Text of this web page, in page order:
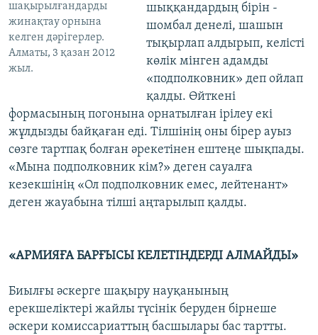
шақырылғандарды
жинақтау орнына
келген дәрігерлер.
Алматы, 3 қазан 2012
жыл.
шыққандардың бірін -
шомбал денелі, шашын
тықырлап алдырып, келісті
көлік мінген адамды
«подполковник» деп ойлап
қалды. Өйткені
формасының погонына орнатылған ірілеу екі
жұлдызды байқаған еді. Тілшінің оны бірер ауыз
сөзге тартпақ болған әрекетінен ештеңе шықпады.
«Мына подполковник кім?» деген сауалға
кезекшінің «Ол подполковник емес, лейтенант»
деген жауабына тілші аңтарылып қалды.
«АРМИЯҒА БАРҒЫСЫ КЕЛЕТІНДЕРДІ АЛМАЙДЫ»
Биылғы әскерге шақыру науқанының
ерекшеліктері жайлы түсінік беруден бірнеше
әскери комиссариаттың басшылары бас тартты.